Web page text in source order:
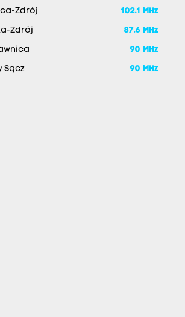
Zdrój 102.1 MHz
Zdrój 87.6 MHz
90 MHz
Sącz 90 MHz